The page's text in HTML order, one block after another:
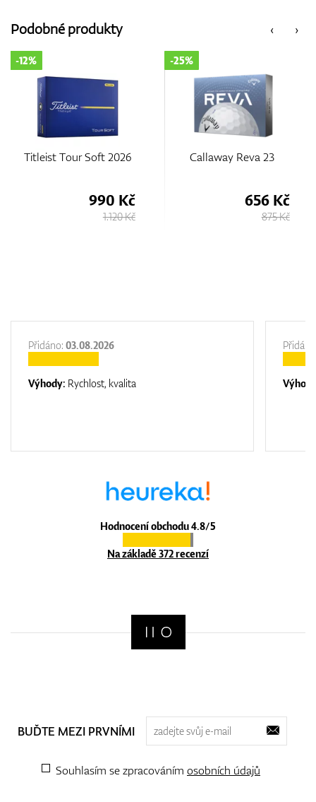
GPS/Dálkoměry
‹
Podobné produkty ›
Tour Soft 2026
990 Kč
Callaway Reva 23
Hodnocení obchodu 4.8/5
Na základě 372 recenzí
Přidáno: 03.08.2026
Výhody: Rychlost, kvalita
BUĎTE MEZI PRVNÍMI
Souhlasím se zpracováním osobních údajů